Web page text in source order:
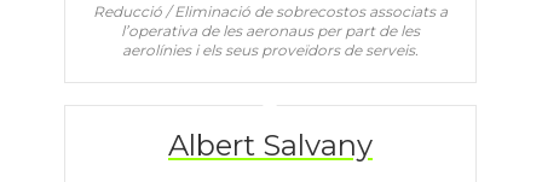
Reducció / Eliminació de sobrecostos associats a
l’operativa de les aeronaus per part de les
aerolínies i els seus proveïdors de serveis.
Albert Salvany